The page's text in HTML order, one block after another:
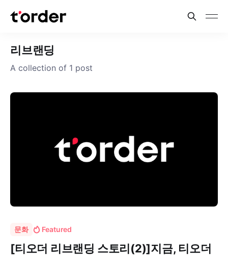
리브랜딩
A collection of 1 post
문화 Featured
[티오더 리브랜딩 스토리(2)]지금, 티오더